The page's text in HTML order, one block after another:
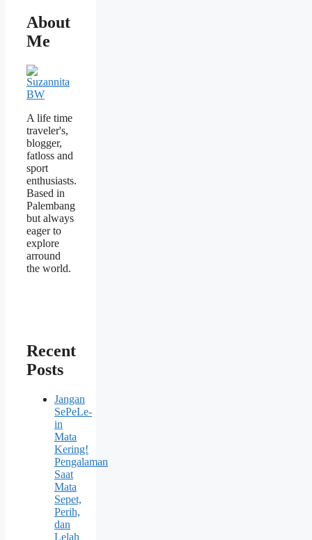
About
Me
A life time
traveler's,
blogger,
fatloss and
sport
enthusiasts.
Based in
Palembang
but always
eager to
explore
arround
the world.
Recent
Posts
Jangan
SePeLe-
in
Mata
Kering!
Pengalaman
Saat
Mata
Sepet,
Perih,
dan
Lelah